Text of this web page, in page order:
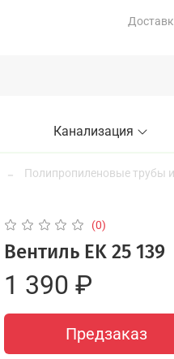
Канализация
Полипропиленовые трубы
(0)
Вентиль EK 25 139
1 390 ₽
Предзаказ